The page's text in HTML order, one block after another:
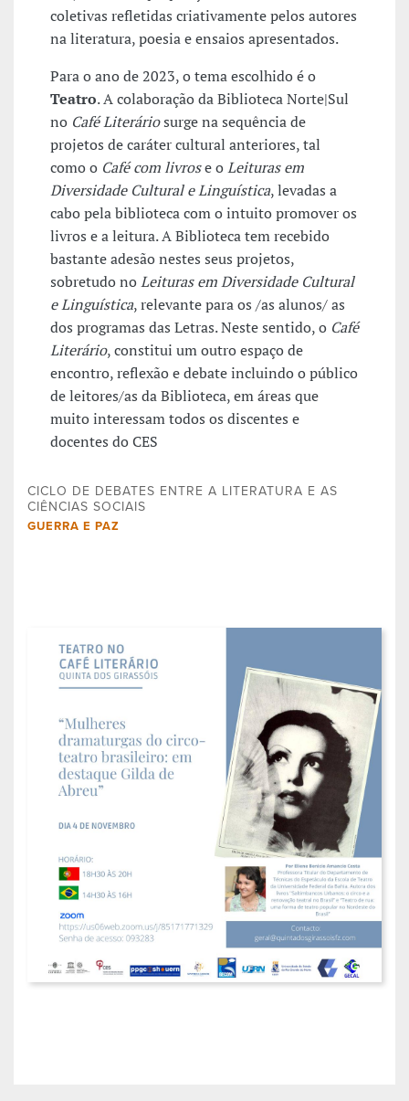
coletivas refletidas criativamente pelos autores
na literatura, poesia e ensaios apresentados.
Para o ano de 2023, o tema escolhido é o
Teatro. A colaboração da Biblioteca Norte|Sul
no Café Literáriosurge na sequência de
projetos de caráter cultural anteriores, tal
como o Café com livrose oLeituras em
Diversidade Cultural e Linguística, levadas a
cabo pela biblioteca com o intuito promover os
livros e a leitura. A Biblioteca tem recebido
bastante adesão nestes seus projetos,
sobretudo noLeituras em Diversidade Cultural
e Linguística, relevante para os /as alunos/ as
dos programas das Letras. Neste sentido, o Café
Literário, constitui um outro espaço de
encontro, reflexão e debate incluindo o público
de leitores/as da Biblioteca, em áreas que
muito interessam todos os discentes e
docentes do CES
CICLO DE DEBATES ENTRE A LITERATURA E AS
CIÊNCIAS SOCIAIS
GUERRA E PAZ